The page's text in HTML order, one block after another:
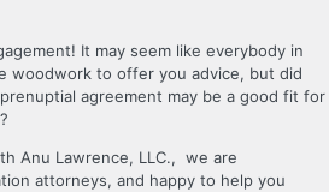
It may seem like everybody in
woodwork to offer you advice, but did
agreement may be a good fit for
Anu Lawrence, LLC., we are
attorneys, and happy to help you